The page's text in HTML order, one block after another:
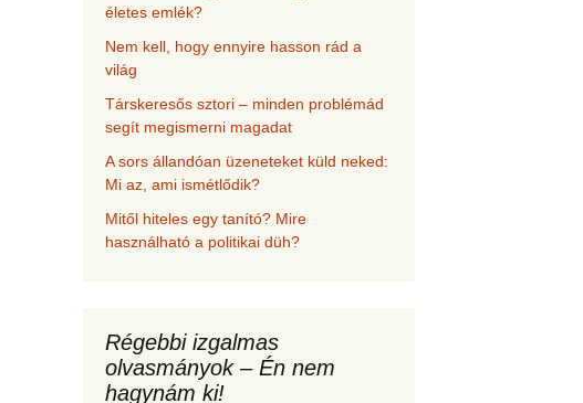
életes emlék?
Nem kell, hogy ennyire hasson rád a
világ
Társkeresős sztori – minden problémád
segít megismerni magadat
A sors állandóan üzeneteket küld neked:
Mi az, ami ismétlődik?
Mitől hiteles egy tanító? Mire
használható a politikai düh?
Régebbi izgalmas
olvasmányok – Én nem
hagynám ki!